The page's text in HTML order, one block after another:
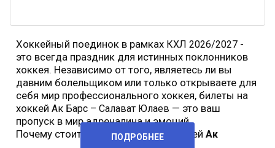
Хоккейный поединок в рамках КХЛ 2026/2027 -
это всегда праздник для истинных поклонников
хоккея. Независимо от того, являетесь ли вы
давним болельщиком или только открываете для
себя мир профессионального хоккея, билеты на
хоккейАк Барс – Салават Юлаев — это ваш
пропуск в мир адреналина и эмоций.
Почему стоит купить билеты на хоккейАк
ПОДРОБНЕЕ